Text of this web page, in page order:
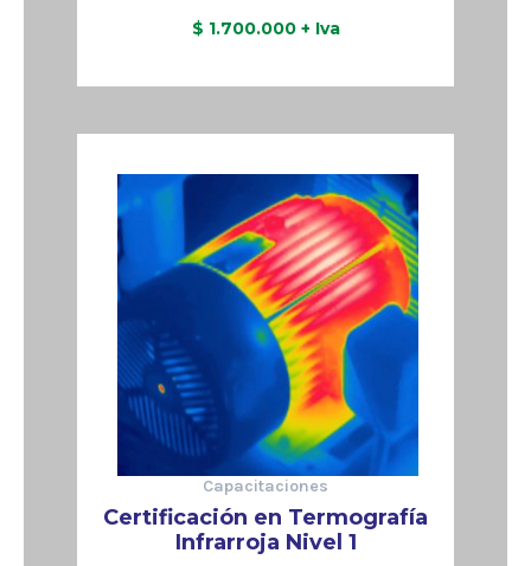
$ 1.700.000+ Iva
Capacitaciones
Certificación en Termografía
Infrarroja Nivel 1